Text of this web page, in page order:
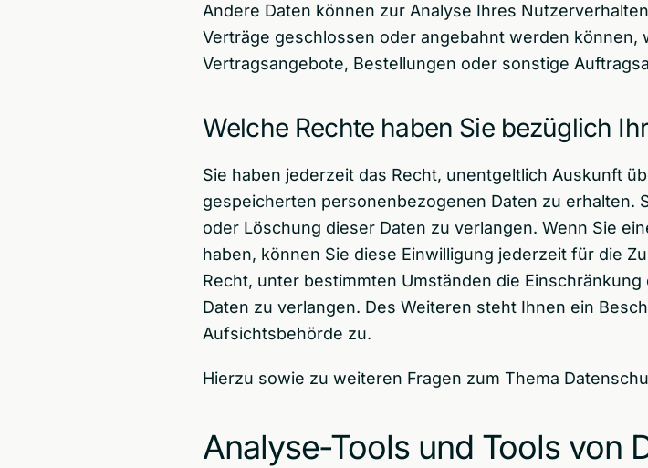
Andere Daten können zur Analyse Ihres
Verträge geschlossen oder angebahnt werden
Vertragsangebote, Bestellungen oder sonstige
Welche Rechte haben Sie bezüglich
Sie haben jederzeit das Recht, unentgeltlich Auskunft
gespeicherten personenbezogenen Daten zu erhalten.
oder Löschung dieser Daten zu verlangen. Wenn Sie
haben, können Sie diese Einwilligung jederzeit für die
Recht, unter bestimmten Umständen die
Daten zu verlangen. Des Weiteren steht Ihnen ein
Aufsichtsbehörde zu.
Hierzu sowie zu weiteren Fragen zum Thema
Analyse-Tools und Tools von